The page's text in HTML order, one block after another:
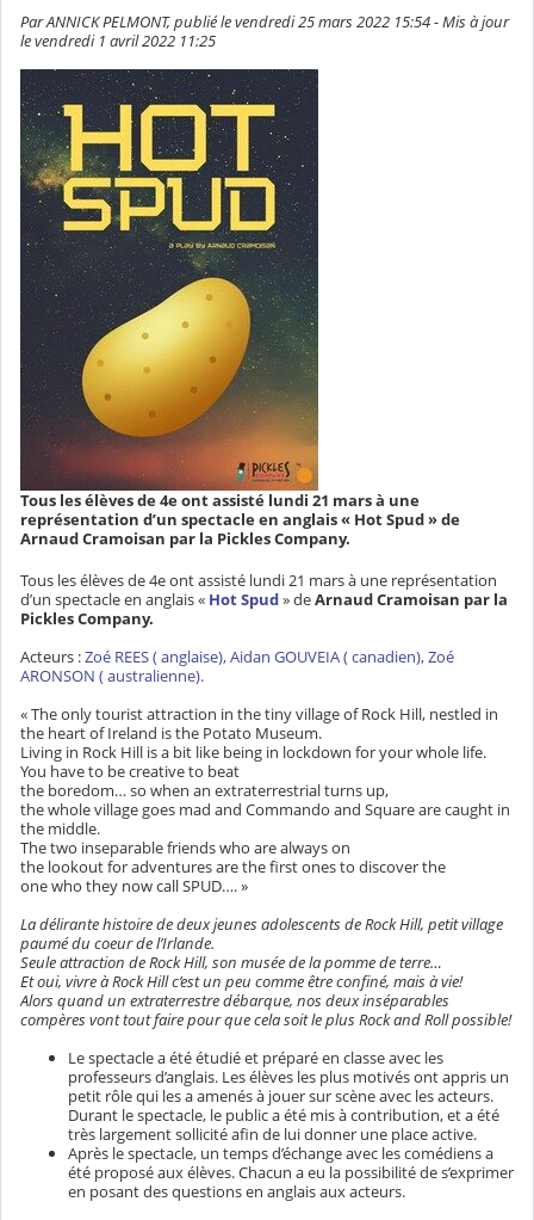
Par ANNICK PELMONT, publié le vendredi 25 mars 2022 15:54 - Mis à jour
le vendredi 1 avril 2022 11:25
Tous les élèves de 4e ont assisté lundi 21 mars à une
représentation d’un spectacle en anglais « Hot Spud » de
Arnaud Cramoisan par la Pickles Company.
Tous les élèves de 4e ont assisté lundi 21 mars à une représentation
d’un spectacle en anglais « Hot Spud» deArnaud Cramoisan par la
Pickles Company.
Acteurs :Zoé REES ( anglaise), Aidan GOUVEIA ( canadien), Zoé
ARONSON ( australienne).
« The only tourist attraction in the tiny village of Rock Hill, nestled in
the heart of Ireland is the Potato Museum.
Living in Rock Hill is a bit like being in lockdown for your whole life.
You have to be creative to beat
the boredom… so when an extraterrestrial turns up,
the whole village goes mad and Commando and Square are caught in
the middle.
The two inseparable friends who are always on
the lookout for adventures are the first ones to discover the
one who they now call SPUD…. »
La délirante histoire de deux jeunes adolescents de Rock Hill, petit village
paumé du coeur de l’Irlande.
Seule attraction de Rock Hill, son musée de la pomme de terre…
Et oui, vivre à Rock Hill c’est un peu comme être confiné, mais à vie!
Alors quand un extraterrestre débarque, nos deux inséparables
compères vont tout faire pour que cela soit le plus Rock and Roll possible!
Le spectacle a été étudié et préparé en classe avec les
professeurs d’anglais. Les élèves les plus motivés ont appris un
petit rôle qui les a amenés à jouer sur scène avec les acteurs.
Durant le spectacle, le public a été mis à contribution, et a été
très largement sollicité afin de lui donner une place active.
Après le spectacle, un temps d’échange avec les comédiens a
été proposé aux élèves. Chacun a eu la possibilité de s’exprimer
en posant des questions en anglais aux acteurs.